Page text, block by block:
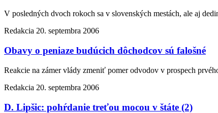
V posledných dvoch rokoch sa v slovenských mestách, ale aj
Redakcia 20. septembra 2006
Obavy o peniaze budúcich dôchodcov sú falošné
Reakcie na zámer vlády zmeniť pomer odvodov v prospech
Redakcia 20. septembra 2006
D. Lipšic: pohŕdanie treťou mocou v štáte (2)